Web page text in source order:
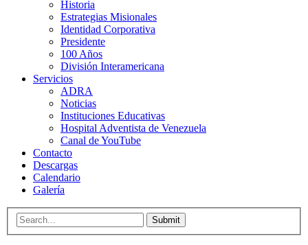
Historia
Estrategias Misionales
Identidad Corporativa
Presidente
100 Años
División Interamericana
Servicios
ADRA
Noticias
Instituciones Educativas
Hospital Adventista de Venezuela
Canal de YouTube
Contacto
Descargas
Calendario
Galería
Submit